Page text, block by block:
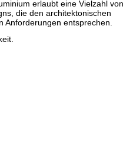
erlaubt eine Vielzahl von
die den architektonischen
Anforderungen entsprechen.